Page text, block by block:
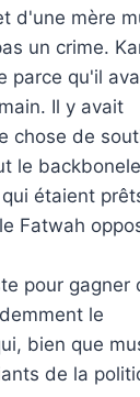
d'une mère
un crime.
parce qu'il
Il y avait
chose de
le
étaient
Fatwah
pour gagner
le
bien que
de la